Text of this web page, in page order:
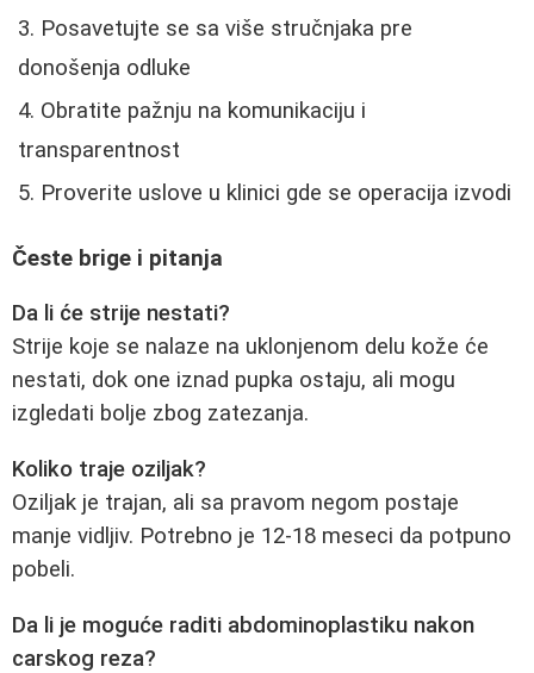
Posavetujte se sa više stručnjaka pre
donošenja odluke
Obratite pažnju na komunikaciju i
transparentnost
Proverite uslove u klinici gde se operacija izvodi
Česte brige i pitanja
Da li će strije nestati?
Strije koje se nalaze na uklonjenom delu kože će
nestati, dok one iznad pupka ostaju, ali mogu
izgledati bolje zbog zatezanja.
Koliko traje oziljak?
Oziljak je trajan, ali sa pravom negom postaje
manje vidljiv. Potrebno je 12-18 meseci da potpuno
pobeli.
Da li je moguće raditi abdominoplastiku nakon
carskog reza?